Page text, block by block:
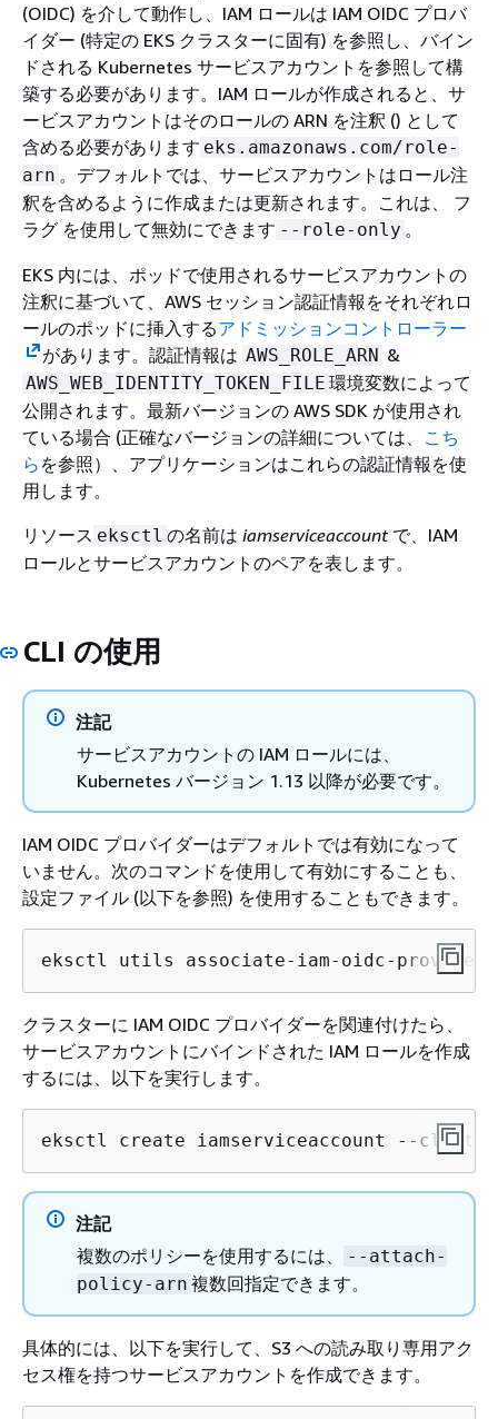
(OIDC) を介して動作し、IAM ロールは IAM OIDC プロバ
イダー (特定の EKS クラスターに固有) を参照し、バイン
ドされる Kubernetes サービスアカウントを参照して構
築する必要があります。IAM ロールが作成されると、サ
ービスアカウントはそのロールの ARN を注釈 () として
含める必要があります eks.amazonaws.com/role-
arn 。デフォルトでは、サービスアカウントはロール注
釈を含めるように作成または更新されます。これは、 フ
ラグ を使用して無効にできます --role-only 。
EKS 内には、ポッドで使用されるサービスアカウントの
注釈に基づいて、AWS セッション認証情報をそれぞれロ
ールのポッドに挿入するアドミッションコントローラー
があります。認証情報は AWS_ROLE_ARN &
AWS_WEB_IDENTITY_TOKEN_FILE 環境変数によって
公開されます。最新バージョンの AWS SDK が使用され
ている場合 (正確なバージョンの詳細については、 こち
ら を参照）、アプリケーションはこれらの認証情報を使
用します。
リソース eksctl の名前は iamserviceaccountで、IAM
ロールとサービスアカウントのペアを表します。
CLI の使用
注記
サービスアカウントの IAM ロールには、
Kubernetes バージョン 1.13 以降が必要です。
IAM OIDC プロバイダーはデフォルトでは有効になって
いません。次のコマンドを使用して有効にすることも、
設定ファイル (以下を参照) を使用することもできます。
eksctl utils associate-iam-oidc-provider
クラスターに IAM OIDC プロバイダーを関連付けたら、
サービスアカウントにバインドされた IAM ロールを作成
するには、以下を実行します。
eksctl create iamserviceaccount --
注記
複数のポリシーを使用するには、
--attach-
policy-arn 複数回指定できます。
具体的には、以下を実行して、S3 への読み取り専用アク
セス権を持つサービスアカウントを作成できます。